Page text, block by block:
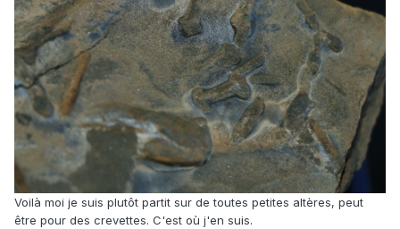
Voilà moi je suis plutôt partit sur de toutes petites altères, peut
être pour des crevettes. C'est où j'en suis.